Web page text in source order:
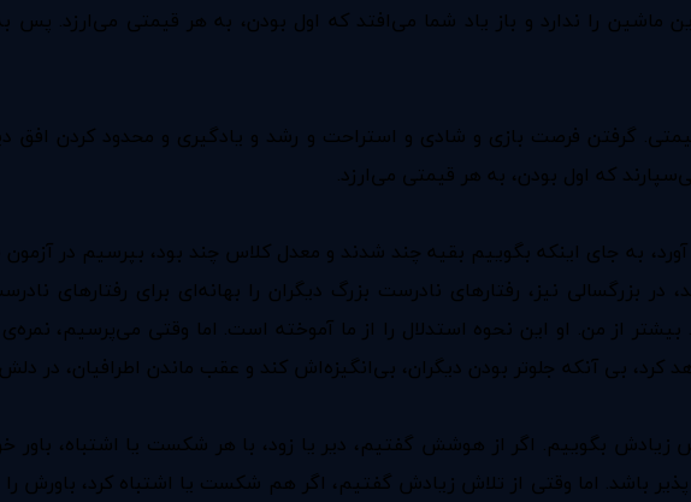
ماشین را ندارد و باز یاد شما می‌افتد که اول بودن، به هر قیمتی می‌ارزد.
گرفتن فرصت بازی و شادی و استراحت و رشد و یادگیری و محدود کردن افق
که اول بودن، به هر قیمتی می‌ارزد.
به جای اینکه بگوییم بقیه چند شدند و معدل کلاس چند بود، بپرسیم در
در بزرگسالی نیز، رفتارهای نادرست بزرگ دیگران را بهانه‌ای برای رفتارهای
از من. او این نحوه استدلال را از ما آموخته است. اما وقتی می‌پرسیم،‌
بی آنکه جلوتر بودن دیگران، بی‌انگیزه‌اش کند و عقب ماندن اطرافیان،‌ در
بگوییم. اگر از هوشش گفتیم،‌ دیر یا زود، با هر شکست یا اشتباه،
باشد. اما وقتی از تلاش زیادش گفتیم، اگر هم شکست یا اشتباه کرد، باورش